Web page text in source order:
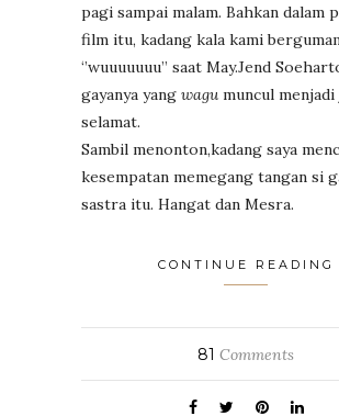
pagi sampai malam. Bahkan dalam
film itu, kadang kala kami
‘’wuuuuuuu” saat May.Jend
gayanya yang wagu muncul
selamat.
Sambil menonton,kadang saya
kesempatan memegang tangan si
sastra itu. Hangat dan Mesra.
CONTINUE READING
81 Comments